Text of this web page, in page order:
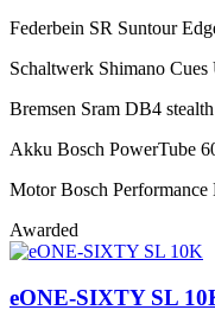
Federbein SR Suntour
Schaltwerk Shimano Cues
Bremsen Sram DB4 stealth
Akku Bosch PowerTube
Motor Bosch
Awarded
eONE-SIXTY SL